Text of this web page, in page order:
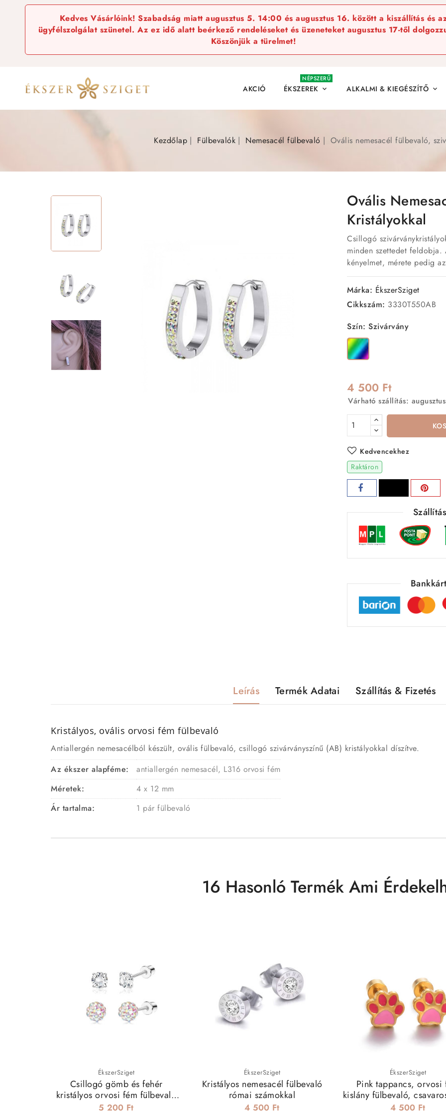
Kedves Vásárlóink! Szabadság miatt augusztus 5. 14:00 és augusztus 16. között a kiszállítás és
ügyfélszolgálat szünetel. Az ez idő alatt beérkező rendeléseket és üzeneteket augusztus 17-től
Köszönjük a türelmet!
AKCIÓ ÉKSZEREK 
NÉPSZERŰ
ALKALMI & KIEGÉSZÍTŐ 
Kezdőlap Fülbevalók Nemesacél fülbevaló Ovális nemesacél fülbevaló,
Ovális
Kristályokkal
Csillogó
minden szettedet
kényelmet, mérete pedig
Márka: ÉkszerSziget
Cikkszám: 3330T550AB
Szín: Szivárvány
Szivárvány
4 500 Ft
Várható szállítás:
Kedvencekhez
Raktáron
Leírás Termék Adatai Szállítás & Fizetés
Kristályos, ovális orvosi fém fülbevaló
Antiallergén nemesacélból készült, ovális fülbevaló, csillogó szivárványszínű (AB) kristályokkal díszítve.
Az ékszer alapféme:
antiallergén nemesacél, L316 orvosi fém
Méretek:
4 x 12 mm
Ár tartalma:
1 pár fülbevaló
16 Hasonló Termék Ami
ÉkszerSziget
Csillogó gömb és fehér
kristályos orvosi fém fülbevaló
szett
5 200 Ft
ÉkszerSziget
Kristályos nemesacél fülbevaló
római számokkal
4 500 Ft
ÉkszerSziget
Pink tappancs, orvosi
kislány fülbevaló,
4 500 Ft